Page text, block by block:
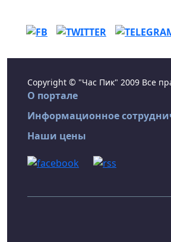
Copyright © "Час Пик" 2009 Все
О портале
Информационное
Наши цены